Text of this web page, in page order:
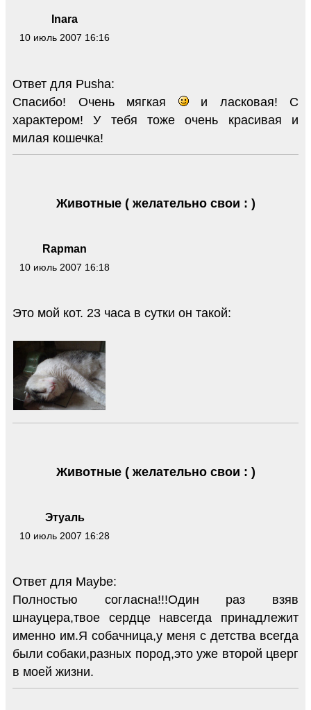
Inara
10 июль 2007 16:16
Ответ для Pusha:
Спасибо! Очень мягкая
и ласковая! С
характером! У тебя тоже очень красивая и
милая кошечка!
Rapman
10 июль 2007 16:18
Животные ( желательно свои : )
Это мой кот. 23 часа в сутки он такой:
Этуаль
10 июль 2007 16:28
Животные ( желательно свои : )
Ответ для Maybe:
Полностью согласна!!!Один раз взяв
шнауцера,твое сердце навсегда принадлежит
именно им.Я собачница,у меня с детства всегда
были собаки,разных пород,это уже второй цверг
в моей жизни.